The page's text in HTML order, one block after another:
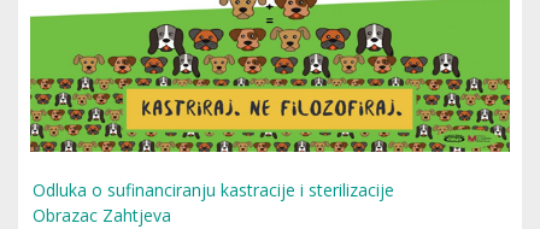
Odluka o sufinanciranju kastracije i sterilizacije
Obrazac Zahtjeva